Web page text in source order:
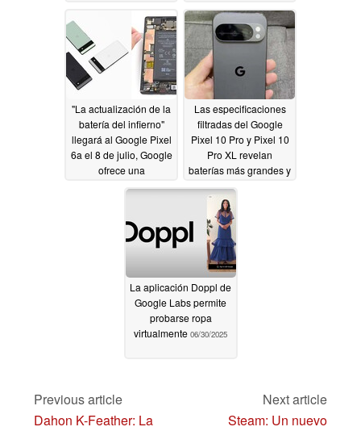
"La actualización de la
batería del infierno"
llegará al Google Pixel
6a el 8 de julio, Google
ofrece una
compensación
Las especificaciones
filtradas del Google
Pixel 10 Pro y Pixel 10
Pro XL revelan
baterías más grandes y
otras actualizaciones
07/01/2025
La aplicación Doppl de
Google Labs permite
probarse ropa
virtualmente 06/30/2025
Previous article
Dahon K-Feather: La
Next article
Steam: Un nuevo